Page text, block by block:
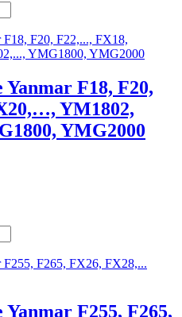
F18, F20,
YM1802,
YMG2000
F255, F265,